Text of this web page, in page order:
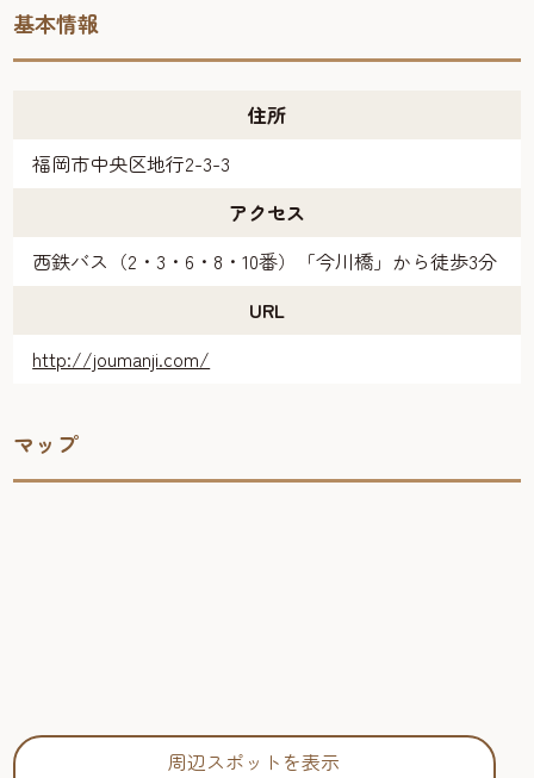
基本情報
住所
福岡市中央区地行2-3-3
アクセス
西鉄バス（2・3・6・8・10番）「今川橋」から徒歩3分
URL
http://joumanji.com/
マップ
周辺スポットを表示